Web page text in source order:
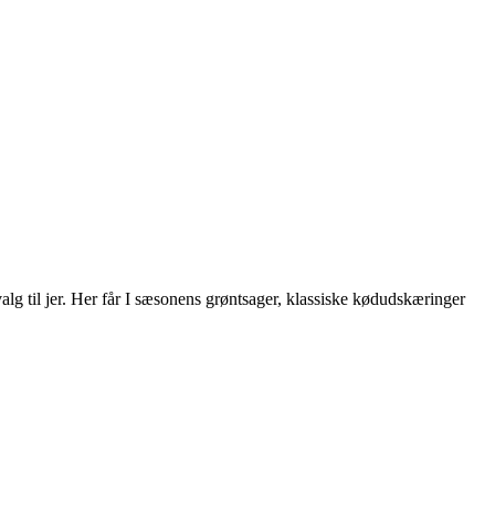
til jer. Her får I sæsonens grøntsager, klassiske kødudskæringer